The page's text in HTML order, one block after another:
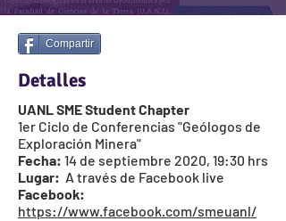
Compartir
Detalles
UANL SME Student Chapter
1er Ciclo de Conferencias "Geólogos de
Exploración Minera"
Fecha: 14 de septiembre 2020, 19:30 hrs
Lugar: A través de Facebook live
Facebook:
https://www.facebook.com/smeuanl/